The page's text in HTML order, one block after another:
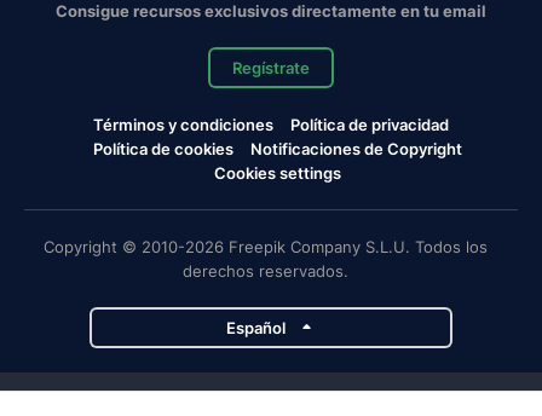
Consigue recursos exclusivos directamente en tu email
Regístrate
Términos y condiciones
Política de privacidad
Política de cookies
Notificaciones de Copyright
Cookies settings
Copyright © 2010-2026 Freepik Company S.L.U. Todos los
derechos reservados.
Español